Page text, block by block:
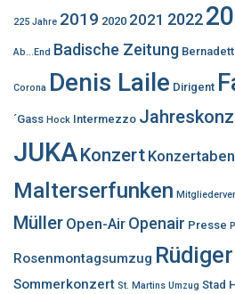
225 Jahre 2019 2020 2021 2022
Ab...End Badische Zeitung
Corona Denis Laile Dirigent
´Gass Hock Intermezzo
JUKAKonzert
Malterserfunken
Müller Open-Air Openair Presse
Rosenmontagsumzug
Sommerkonzert St. Martins Umzug Stad